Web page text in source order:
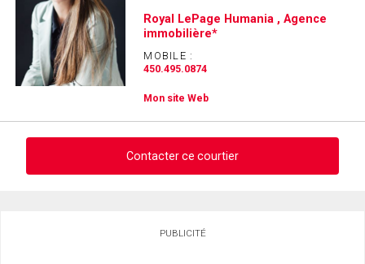
Nom
Courriel
Téléphone
(Optionnel)
Royal LePage Humania , Agence
immobilière*
MOBILE :
450.495.0874
Mon site Web
Contacter ce courtier
PUBLICITÉ